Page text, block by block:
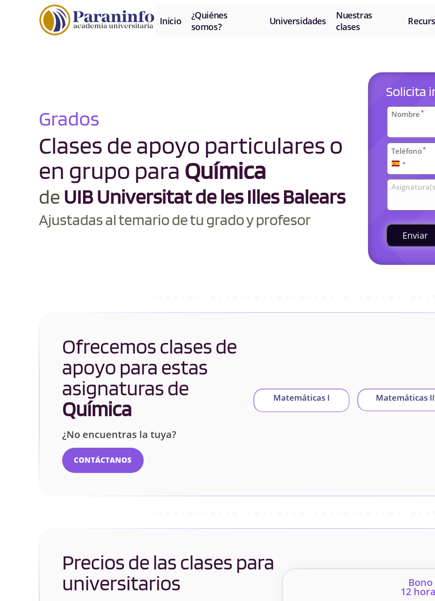
Inicio
¿Quiénes
somos?
Universidades
Nuestras
clases
Grados
Clases de apoyo particulares o
en grupo para Química
de UIB Universitat de les Illes Balears
Ajustadas al temario de tu grado y profesor
Solicita
Datos
Nombre *
Teléfono*
España
+34
Clases
Enviar
Ofrecemos clases de
apoyo para estas
asignaturas de
Química
¿No encuentras la tuya?
CONTÁCTANOS
Matemáticas I Matemáticas II
Precios de las clases para
universitarios
Bono
12